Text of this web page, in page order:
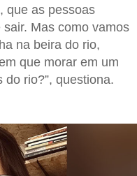
que as pessoas
Mas como vamos
na beira do rio,
que morar em um
rio?”, questiona.